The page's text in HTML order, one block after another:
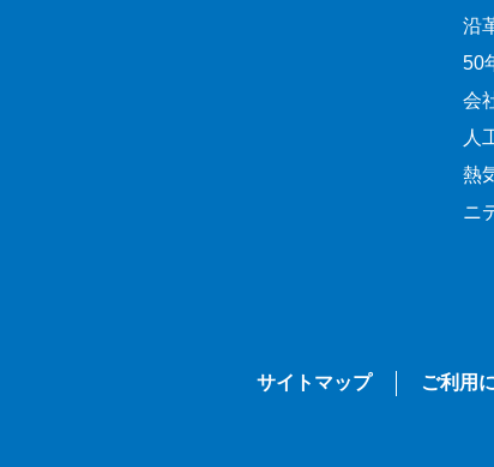
沿
50
会
人
熱
ニ
サイトマップ ご利用